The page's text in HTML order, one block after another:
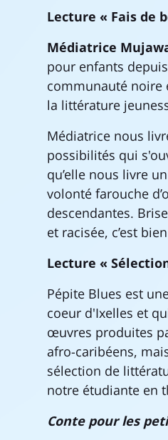
Lecture « Fais de
Médiatrice
pour enfants
communauté noire
la littérature
Médiatrice nous
possibilités qui
qu’elle nous livre
volonté farouche
descendantes.
et racisée, c’est
Lecture «
Pépite Blues est
coeur d'Ixelles et
œuvres produites
afro-caribéens,
sélection de
notre étudiante en
Conte pour les